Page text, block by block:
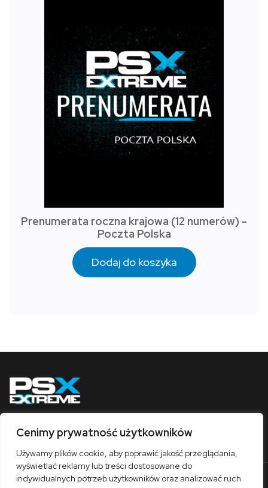
Cenimy prywatność użytkowników
Używamy plików cookie, aby poprawić jakość przeglądania,
wyświetlać reklamy lub treści dostosowane do
indywidualnych potrzeb użytkowników oraz analizować ruch
Prenumerata roczna krajowa (12 numerów) -
Poczta Polska
Dodaj do koszyka
Obserwuj nas
O nas Współpraca Kontakt Sklep